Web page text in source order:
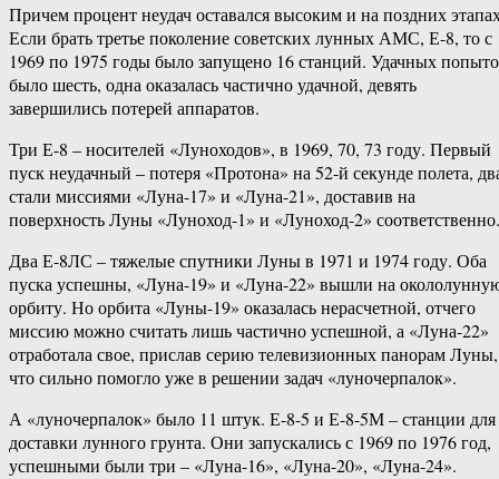
Причем процент неудач оставался высоким и на поздних
Если брать третье поколение советских лунных АМС, Е-8, то с
1969 по 1975 годы было запущено 16 станций. Удачных
было шесть, одна оказалась частично удачной, девять
завершились потерей аппаратов.
Три Е-8 – носителей «Луноходов», в 1969, 70, 73 году. Первый
пуск неудачный – потеря «Протона» на 52-й секунде полета,
стали миссиями «Луна-17» и «Луна-21», доставив на
поверхность Луны «Луноход-1» и «Луноход-2» соответственно.
Два Е-8ЛС – тяжелые спутники Луны в 1971 и 1974 году. Оба
пуска успешны, «Луна-19» и «Луна-22» вышли на
орбиту. Но орбита «Луны-19» оказалась нерасчетной, отчего
миссию можно считать лишь частично успешной, а «Луна-22»
отработала свое, прислав серию телевизионных панорам Луны,
что сильно помогло уже в решении задач «луночерпалок».
А «луночерпалок» было 11 штук. Е-8-5 и Е-8-5М – станции для
доставки лунного грунта. Они запускались с 1969 по 1976 год,
успешными были три – «Луна-16», «Луна-20», «Луна-24».